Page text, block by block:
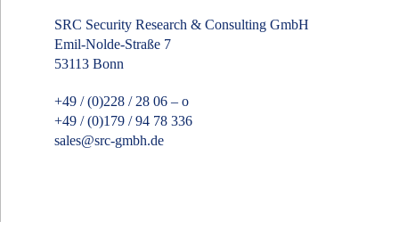
SRC Security Research & Consulting GmbH
Emil-Nolde-Straße 7
53113 Bonn
+49 / (0)228 / 28 06 – o
+49 / (0)179 / 94 78 336
sales@src-gmbh.de